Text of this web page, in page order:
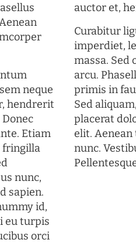
neque
hendrerit
Etiam
fringilla
nunc,
sapien.
id,
eu turpis
orci
auctor et,
Curabitur
imperdiet,
massa. Sed
arcu.
primis in
Sed
placerat
elit. Aenean
nunc.